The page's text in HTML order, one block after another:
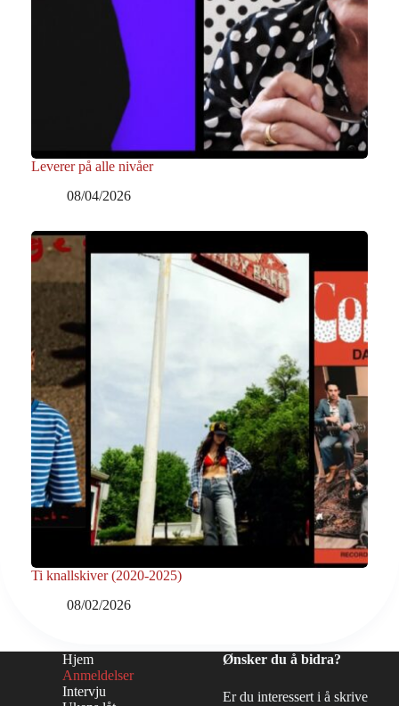
Leverer på alle nivåer
08/04/2026
Ti knallskiver (2020-2025)
08/02/2026
Hjem
Anmeldelser
Intervju
Ønsker du å bidra?
Er du interessert i å skrive